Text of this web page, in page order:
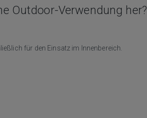
Outdoor-Verwendung her?
für den Einsatz im Innenbereich.